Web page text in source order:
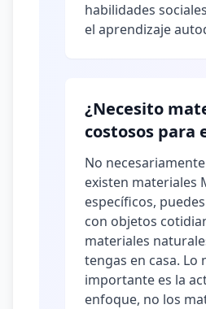
habilidades
el aprendizaje
¿Necesito
costosos para
No
existen materiales
específicos,
con objetos
materiales
tengas en casa. Lo
importante es la
enfoque, no los